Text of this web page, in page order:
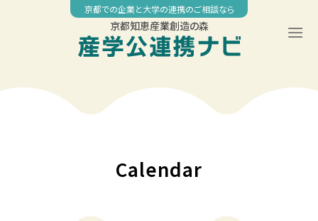
京都での企業と大学の連携のご相談なら
京都知恵産業創造の森
Calendar